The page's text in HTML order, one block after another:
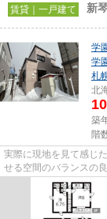
賃貸｜一戸建て 新
学
学
札
北
10
築
階
実際に現地を見て感じ
せる空間のバランスの
すには十分な広さがあり